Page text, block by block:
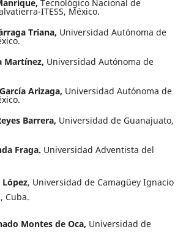
Tecnológico Nacional de
ITESS, México.
Triana, Universidad Autónoma de
Martínez, Universidad Autónoma de
Arizaga, Universidad Autónoma de
Barrera, Universidad de Guanajuato,
Fraga. Universidad Adventista del
, Universidad de Camagüey Ignacio
Cuba.
Montes de Oca, Universidad de